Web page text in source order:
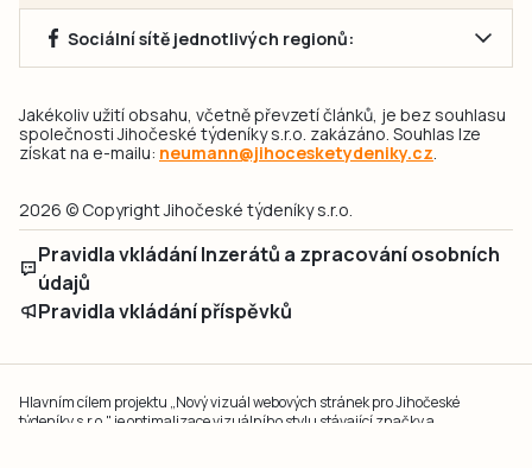
Sociální sítě jednotlivých regionů:
Jakékoliv užití obsahu, včetně převzetí článků, je bez souhlasu
společnosti Jihočeské týdeníky s.r.o. zakázáno. Souhlas lze
získat na e-mailu: neumann@jihocesketydeniky.cz.
2026 © Copyright Jihočeské týdeníky s.r.o.
Pravidla vkládání Inzerátů a zpracování osobních
údajů
Pravidla vkládání příspěvků
Hlavním cílem projektu „Nový vizuál webových stránek pro Jihočeské
týdeníky s.r.o." je optimalizace vizuálního stylu stávající značky a